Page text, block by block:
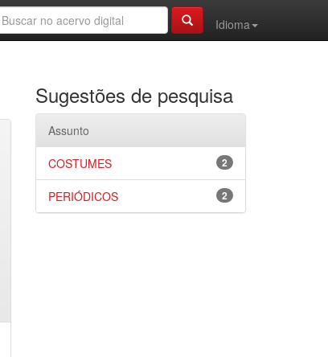
Idioma
Sugestões de pesquisa
Assunto
2
COSTUMES
2
PERIÓDICOS